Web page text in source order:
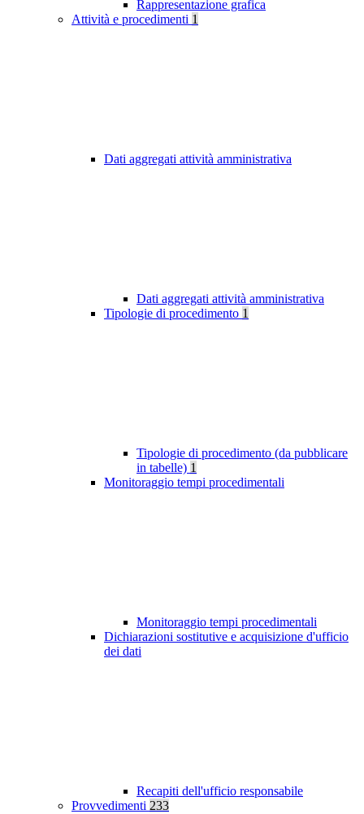
Rappresentazione grafica
Attività e procedimenti 1
Dati aggregati attività amministrativa
Dati aggregati attività amministrativa
Tipologie di procedimento 1
Tipologie di procedimento (da pubblicare
in tabelle) 1
Monitoraggio tempi procedimentali
Monitoraggio tempi procedimentali
Dichiarazioni sostitutive e acquisizione d'ufficio
dei dati
Recapiti dell'ufficio responsabile
Provvedimenti 233